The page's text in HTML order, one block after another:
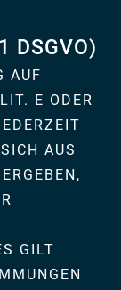
DSGVO)
AUF
E ODER
AUS
GILT